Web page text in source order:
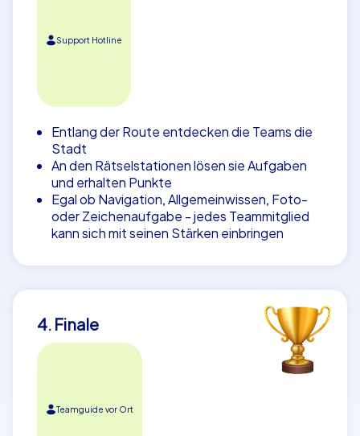
Support Hotline
Entlang der Route entdecken die Teams die
Stadt
An den Rätselstationen lösen sie Aufgaben
und erhalten Punkte
Egal ob Navigation, Allgemeinwissen, Foto-
oder Zeichenaufgabe - jedes Teammitglied
kann sich mit seinen Stärken einbringen
4. Finale
Teamguide vor Ort